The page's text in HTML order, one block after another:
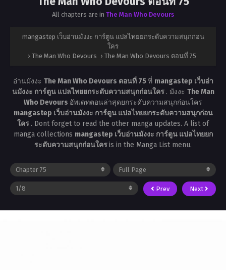
All chapters are in The Man Who Devours
mangastep เว็บอ่านมังงะ การ์ตูน แปลไทยยกระดับความสนุกก่อน
ใคร
› The Man Who Devours › The Man Who Devours ตอนที่ 75
อ่านมังงะ The Man Who Devours ตอนที่ 75ที่ mangastep เว็บอ่า
นมังงะ การ์ตูน แปลไทยยกระดับความสนุกก่อนใคร . มังงะ The Man
Who Devours อัพเดทตอนล่าสุดยกระดับความสนุกก่อนใคร
mangastep เว็บอ่านมังงะ การ์ตูน แปลไทยยกระดับความสนุกก่อน
ใคร . Dont forget to read the other manga updates. A list of
manga collections mangastep เว็บอ่านมังงะ การ์ตูน แปลไทยยก
ระดับความสนุกก่อนใครis in the Manga List menu.
Prev Next